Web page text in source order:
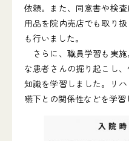
依頼。また、同意書や検
用品を院内売店でも取り
も行いました。
さらに、職員学習も実
な患者さんの掘り起こし
知識を学習しました。リ
嚥下との関係性などを学習